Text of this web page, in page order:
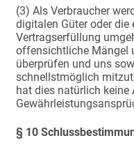
(3) Als Verbraucher
digitalen Güter oder
Vertragserfüllung
offensichtliche Mängel
überprüfen und uns
schnellstmöglich
hat dies natürlich
§ 10